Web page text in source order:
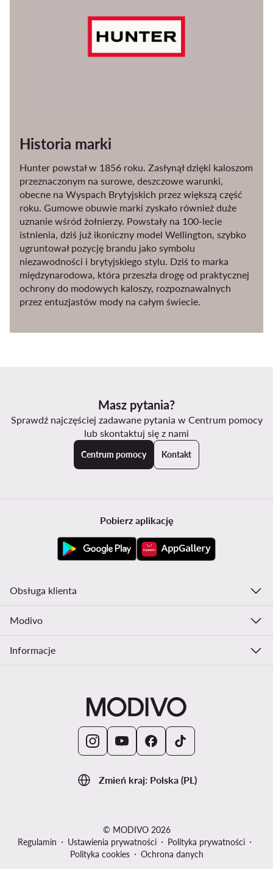
Historia marki
Hunter powstał w 1856 roku. Zasłynął dzięki kaloszom
przeznaczonym na surowe, deszczowe warunki,
obecne na Wyspach Brytyjskich przez większą część
roku. Gumowe obuwie marki zyskało również duże
uznanie wśród żołnierzy. Powstały na 100-lecie
istnienia, dziś już ikoniczny model Wellington, szybko
ugruntował pozycję brandu jako symbolu
niezawodności i brytyjskiego stylu. Dziś to marka
międzynarodowa, która przeszła drogę od praktycznej
ochrony do modowych kaloszy, rozpoznawalnych
przez entuzjastów mody na całym świecie.
Masz pytania?
Sprawdź najczęściej zadawane pytania w Centrum pomocy
lub skontaktuj się z nami
Centrum pomocy Kontakt
Zmień kraj: Polska (PL)
Pobierz aplikację
Obsługa klienta
Modivo
Informacje
© MODIVO 2026
Regulamin
Ustawienia prywatności
Polityka prywatności
Polityka cookies
Ochrona danych